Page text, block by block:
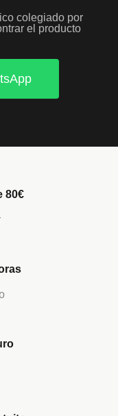
colegiado por
el producto
80€